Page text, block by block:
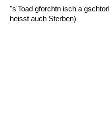
"s'Toad gforchtn isch a
heisst auch Sterben)